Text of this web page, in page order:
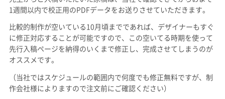
1週間以内で校正用のPDFデータをお送りさせていただきます。
比較的制作が空いている10月頃までであれば、デザイナーもすぐ
に修正対応することが可能ですので、この空いてる時期を使って
先行入稿ページを納得のいくまで修正し、完成させてしまうのが
オススメです。
（当社ではスケジュールの範囲内で何度でも修正無料ですが、制
作会社様によりますので注文前にご確認ください）